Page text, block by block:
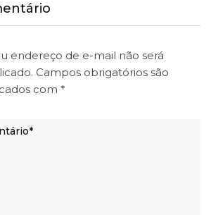
endereço de e-mail não será
Campos obrigatórios são
com *